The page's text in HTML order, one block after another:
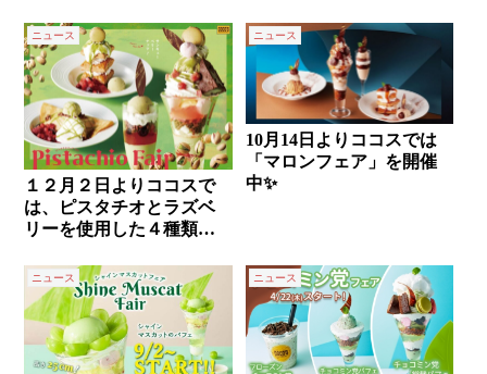
ニュース
１２月２日よりココスで
は、ピスタチオとラズベ
リーを使用した４種類の
ニュース
10月14日よりココスでは
「マロンフェア」を開催
中✨
ニュース ニュース